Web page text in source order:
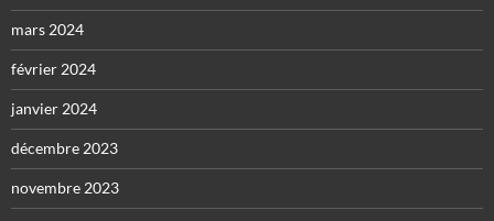
mars 2024
février 2024
janvier 2024
décembre 2023
novembre 2023